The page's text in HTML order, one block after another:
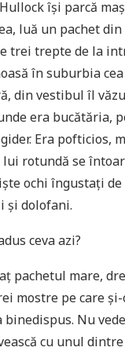
își parcă
luă un pachet
trei trepte de la
în suburbia
din vestibul îl
era bucătăria,
Era pofticios,
rotundă se
ochi îngustați
și dolofani.
ceva azi?
pachetul mare,
mostre pe care
binedispus. Nu
cu unul